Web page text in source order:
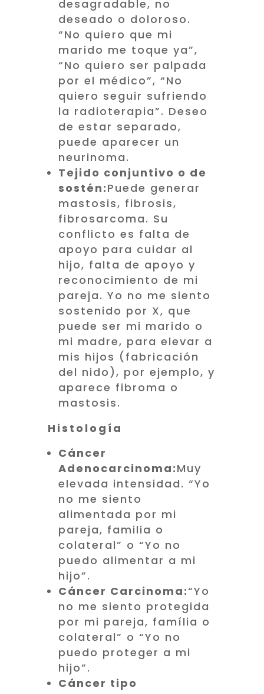
desagradable, no
deseado o doloroso.
“No quiero que mi
marido me toque ya”,
“No quiero ser palpada
por el médico”, “No
quiero seguir sufriendo
la radioterapia”. Deseo
de estar separado,
puede aparecer un
neurinoma.
Tejido conjuntivo o de
sostén:Puede generar
mastosis, fibrosis,
fibrosarcoma. Su
conflicto es falta de
apoyo para cuidar al
hijo, falta de apoyo y
reconocimiento de mi
pareja. Yo no me siento
sostenido por X, que
puede ser mi marido o
mi madre, para elevar a
mis hijos (fabricación
del nido), por ejemplo, y
aparece fibroma o
mastosis.
Histología
Cáncer
Adenocarcinoma:Muy
elevada intensidad. “Yo
no me siento
alimentada por mi
pareja, familia o
colateral” o “Yo no
puedo alimentar a mi
hijo”.
Cáncer Carcinoma:“Yo
no me siento protegida
por mi pareja, família o
colateral” o “Yo no
puedo proteger a mi
hijo”.
Cáncer tipo